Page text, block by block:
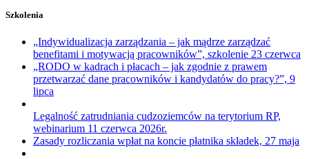
Szkolenia
„Indywidualizacja zarządzania – jak mądrze zarządzać
benefitami i motywacją pracowników”, szkolenie 23 czerwca
„RODO w kadrach i płacach – jak zgodnie z prawem
przetwarzać dane pracowników i kandydatów do pracy?”, 9
lipca
Legalność zatrudniania cudzoziemców na terytorium RP,
webinarium 11 czerwca 2026r.
Zasady rozliczania wpłat na koncie płatnika składek, 27 maja